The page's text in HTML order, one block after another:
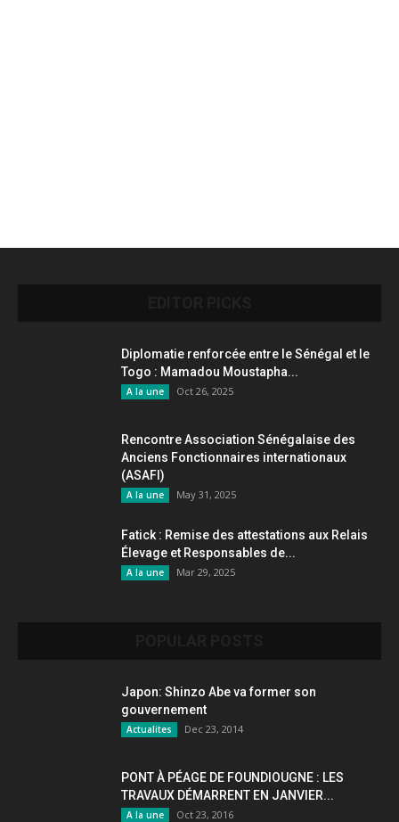
Diplomatie renforcée entre le Sénégal et le
Togo : Mamadou Moustapha...
A la une Oct 26, 2025
Rencontre Association Sénégalaise des
Anciens Fonctionnaires internationaux
(ASAFI)
A la une May 31, 2025
Fatick : Remise des attestations aux Relais
Élevage et Responsables de...
A la une Mar 29, 2025
Japon: Shinzo Abe va former son
gouvernement
Actualites Dec 23, 2014
PONT À PÉAGE DE FOUNDIOUGNE : LES
TRAVAUX DÉMARRENT EN JANVIER...
A la une Oct 23, 2016